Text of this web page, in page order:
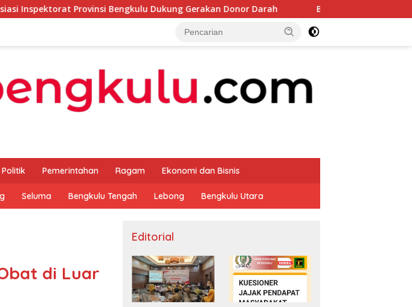
Bengkulu Dukung Gerakan Donor Darah Bupati Rifai Cek Ketersedia Pupuk untuk
Politik Pemerintahan Ragam Ekonomi dan Bisnis
Seluma Bengkulu Tengah Lebong Bengkulu Utara
di Luar
Editorial